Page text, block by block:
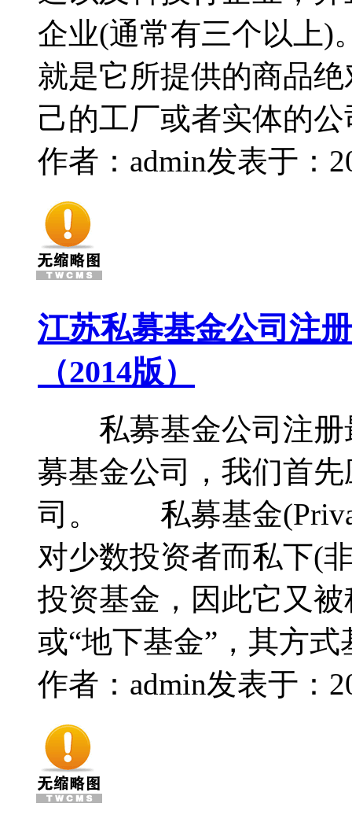
企业(通常有三个以上)
就是它所提供的商品
己的工厂或者实体的公
作者：admin发表于：
江苏私募基金公司注
（2014版）
私募基金公司注册
募基金公司，我们首
司。 私募基金
对少数投资者而私下(
投资基金，因此它又
或“地下基金”，其方式
作者：admin发表于：